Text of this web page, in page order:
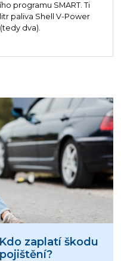
programu SMART. Ti
paliva Shell V-Power
dva).
zaplatí škodu